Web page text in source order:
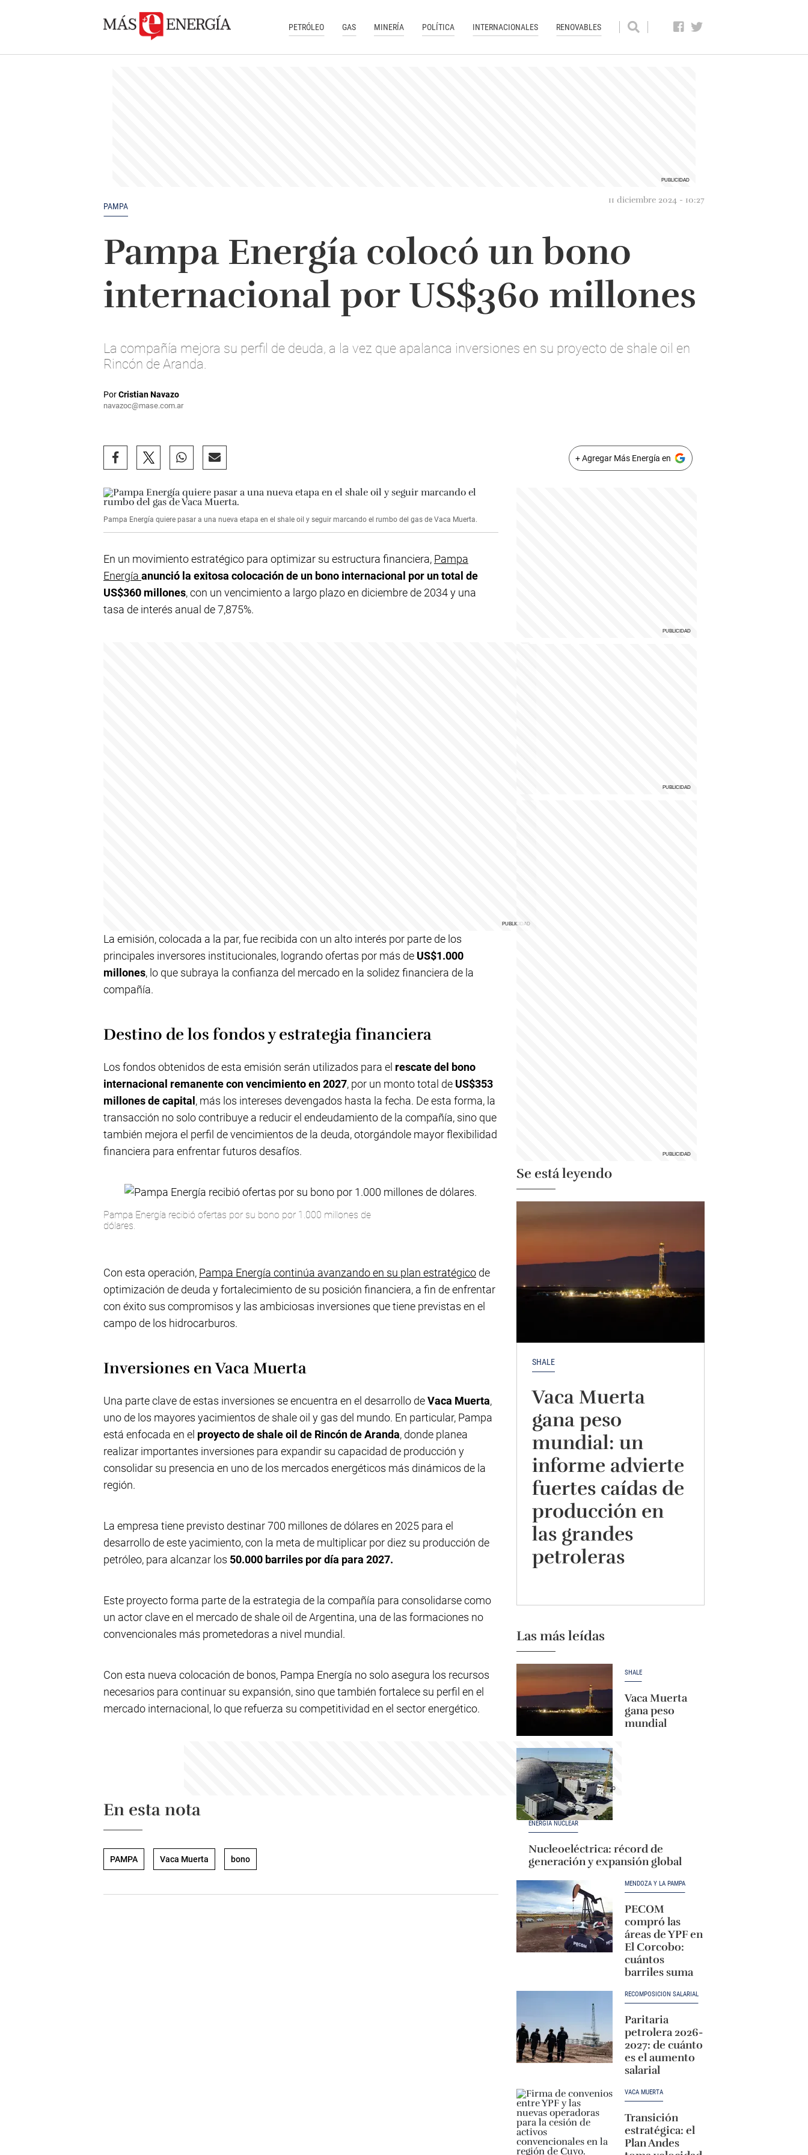
PETRÓLEO GAS MINERÍA POLÍTICA INTERNACIONALES RENOVABLES
PAMPA
11 diciembre 2024 - 10:27
Pampa Energía colocó un bono
internacional por US$360 millones
La compañía mejora su perfil de deuda, a la vez que apalanca inversiones en su proyecto de shale oil en
Rincón de Aranda.
PorCristian Navazo
navazoc@mase.com.ar
+ Agregar Más Energía en
Pampa Energía quiere pasar a una nueva etapa en el shale oil y seguir marcando el rumbo del gas de Vaca Muerta.
En un movimiento estratégico para optimizar su estructura financiera, Pampa
Energía anunció la exitosa colocación de un bono internacional por un total de
US$360 millones, con un vencimiento a largo plazo en diciembre de 2034 y una
tasa de interés anual de 7,875%.
La emisión, colocada a la par, fue recibida con un alto interés por parte de los
principales inversores institucionales, logrando ofertas por más de US$1.000
millones, lo que subraya la confianza del mercado en la solidez financiera de la
compañía.
Destino de los fondos y estrategia financiera
Los fondos obtenidos de esta emisión serán utilizados para el rescate del bono
internacional remanente con vencimiento en 2027, por un monto total de US$353
millones de capital , más los intereses devengados hasta la fecha. De esta forma, la
transacción no solo contribuye a reducir el endeudamiento de la compañía, sino que
también mejora el perfil de vencimientos de la deuda, otorgándole mayor flexibilidad
financiera para enfrentar futuros desafíos.
Pampa Energía recibió ofertas por su bono por 1.000 millones de
dólares.
Con esta operación, Pampa Energía continúa avanzando en su plan estratégico de
optimización de deuda y fortalecimiento de su posición financiera, a fin de enfrentar
con éxito sus compromisos y las ambiciosas inversiones que tiene previstas en el
campo de los hidrocarburos.
Inversiones en Vaca Muerta
Una parte clave de estas inversiones se encuentra en el desarrollo deVaca Muerta,
uno de los mayores yacimientos de shale oil y gas del mundo. En particular, Pampa
está enfocada en el proyecto de shale oil de Rincón de Aranda, donde planea
realizar importantes inversiones para expandir su capacidad de producción y
consolidar su presencia en uno de los mercados energéticos más dinámicos de la
región.
La empresa tiene previsto destinar 700 millones de dólares en 2025 para el
desarrollo de este yacimiento, con la meta de multiplicar por diez su producción de
petróleo, para alcanzar los 50.000 barriles por día para 2027.
Este proyecto forma parte de la estrategia de la compañía para consolidarse como
un actor clave en el mercado de shale oil de Argentina, una de las formaciones no
convencionales más prometedoras a nivel mundial.
Con esta nueva colocación de bonos, Pampa Energía no solo asegura los recursos
necesarios para continuar su expansión, sino que también fortalece su perfil en el
mercado internacional, lo que refuerza su competitividad en el sector energético.
En esta nota
PAMPA Vaca Muerta bono
Se está leyendo
SHALE
Vaca Muerta
gana peso
mundial: un
informe advierte
fuertes caídas de
producción en
las grandes
petroleras
Las más leídas
SHALE
Vaca Muerta
gana peso
mundial
ENERGÍA NUCLEAR
Nucleoeléctrica: récord de
generación y expansión global
MENDOZA Y LA PAMPA
PECOM
compró las
áreas de YPF en
El Corcobo:
cuántos
barriles suma
RECOMPOSICIÓN SALARIAL
Paritaria
petrolera 2026-
2027: de cuánto
es el aumento
salarial
VACA MUERTA
Transición
estratégica: el
Plan Andes